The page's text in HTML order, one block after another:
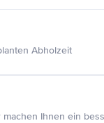
Abholzeit
Ihnen ein